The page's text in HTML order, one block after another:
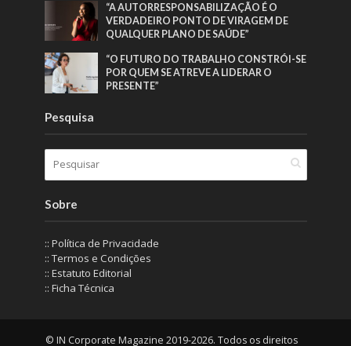
“A AUTORRESPONSABILIZAÇÃO É O
VERDADEIRO PONTO DE VIRAGEM DE
QUALQUER PLANO DE SAÚDE”
“O FUTURO DO TRABALHO CONSTRÓI-SE
POR QUEM SE ATREVE A LIDERAR O
PRESENTE”
Pesquisa
Sobre
:: Política de Privacidade
:: Termos e Condições
:: Estatuto Editorial
:: Ficha Técnica
© IN Corporate Magazine 2019-2026. Todos os direitos